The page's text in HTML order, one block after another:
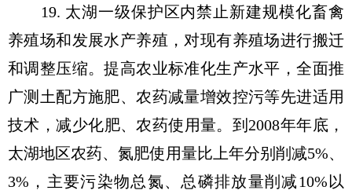
19. 太湖一级保护区内禁止新建规模化畜禽
养殖场和发展水产养殖，对现有养殖场进行搬迁
和调整压缩。提高农业标准化生产水平，全面推
广测土配方施肥、农药减量增效控污等先进适用
技术，减少化肥、农药使用量。到2008年年底，
太湖地区农药、氮肥使用量比上年分别削减5%、
3%，主要污染物总氮、总磷排放量削减10%以